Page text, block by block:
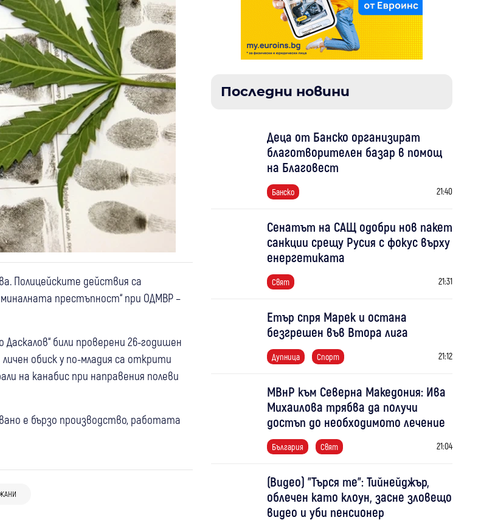
Полицейските действия са
престъпност“ при ОДМВР –
били проверени 26-годишен
обиск у по-младия са открити
на канабис при направения полеви
е бързо производство, работата
наркобизнеса в София: Иззеха
и над 46 000 евро
домашен насилник от
откри 352 килограма
Последни новини
Деца от Банско организират
благотворителен базар в помощ
на Благовест
Банско 21:40
Сенатът на САЩ одобри нов пакет
санкции срещу Русия с фокус върху
енергетиката
Свят 21:31
Етър спря Марек и остана
безгрешен във Втора лига
Дупница Спорт 21:12
МВнР към Северна Македония: Ива
Михаилова трябва да получи
достъп до необходимото лечение
България Свят 21:04
(Видео) "Търся те": Тийнейджър,
облечен като клоун, засне зловещо
видео и уби пенсионер